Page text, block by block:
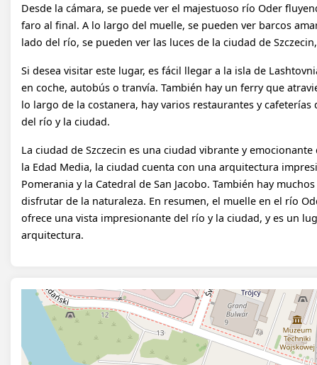
Desde la cámara, se puede ver el majestuoso río Oder
faro al final. A lo largo del muelle, se pueden ver barcos
lado del río, se pueden ver las luces de la ciudad de
Si desea visitar este lugar, es fácil llegar a la isla de
en coche, autobús o tranvía. También hay un ferry que
lo largo de la costanera, hay varios restaurantes y
del río y la ciudad.
La ciudad de Szczecin es una ciudad vibrante y
la Edad Media, la ciudad cuenta con una arquitectura
Pomerania y la Catedral de San Jacobo. También hay
disfrutar de la naturaleza. En resumen, el muelle en el río
ofrece una vista impresionante del río y la ciudad, y es un
arquitectura.